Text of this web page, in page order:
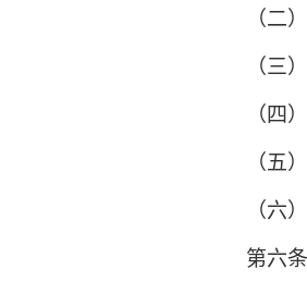
（二
（三
（四
（五
（六
第六